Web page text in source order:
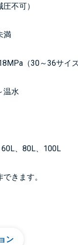
不可）
満
（30～36サイ
温水
、80L、100L
きます。
ン